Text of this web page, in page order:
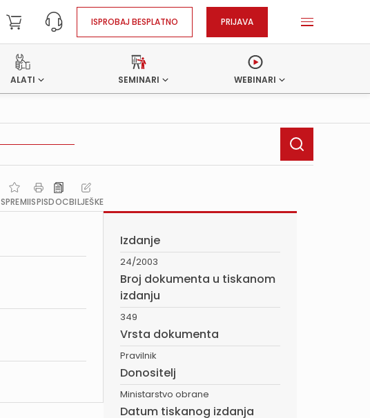
ISPROBAJ BESPLATNO PRIJAVA
ALATI SEMINARI WEBINARI
SPREMIISPISDOCBILJEŠKE
Izdanje
24/2003
Broj dokumenta u tiskanom
izdanju
349
Vrsta dokumenta
Pravilnik
Donositelj
Ministarstvo obrane
Datum tiskanog izdanja